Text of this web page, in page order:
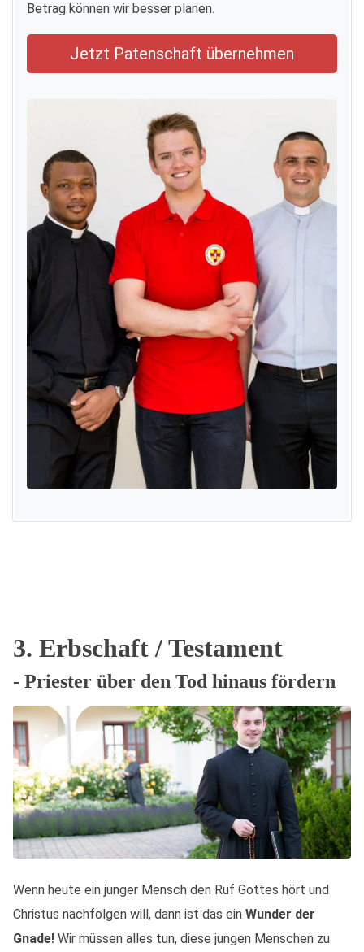
Betrag können wir besser planen.
Jetzt Patenschaft übernehmen
3. Erbschaft / Testament
- Priester über den Tod hinaus fördern
Wenn heute ein junger Mensch den Ruf Gottes hört und
Christus nachfolgen will, dann ist das ein Wunder der
Gnade! Wir müssen alles tun, diese jungen Menschen zu